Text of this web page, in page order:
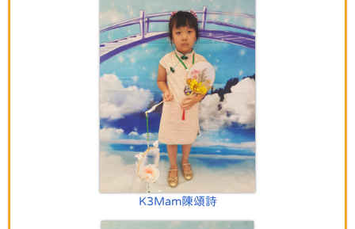
K3Mam陳頌詩